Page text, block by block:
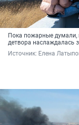
Пока пожарные думали,
детвора наслаждалась
Источник: Елена